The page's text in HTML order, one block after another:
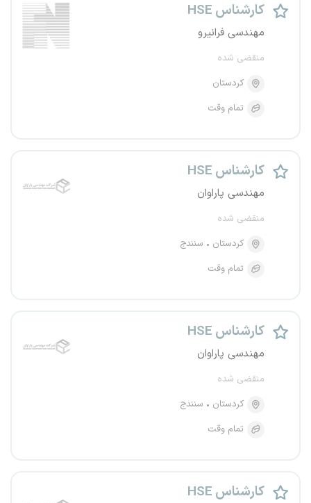
کارشناس HSE
مهندسی فرانیرو
منقضی شده
کردستان
تمام وقت
کارشناس HSE
مهندسی پاراوان
منقضی شده
کردستان
سنندج
تمام وقت
کارشناس HSE
مهندسی پاراوان
منقضی شده
کردستان
سنندج
تمام وقت
کارشناس HSE